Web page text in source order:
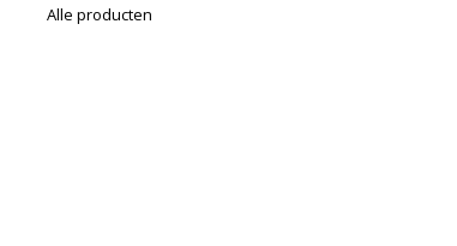
Alle producten